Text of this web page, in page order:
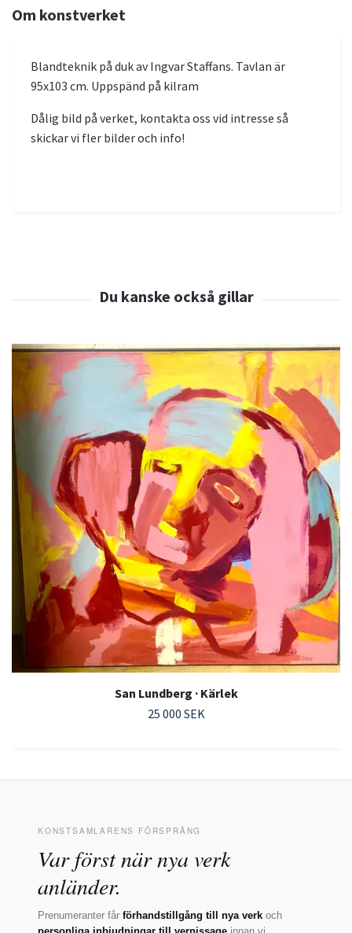
Om konstverket
Blandteknik på duk av Ingvar Staffans. Tavlan är
95x103 cm. Uppspänd på kilram
Dålig bild på verket, kontakta oss vid intresse så
skickar vi fler bilder och info!
San Lundberg · Kärlek
25 000 SEK
KONSTSAMLARENS FÖRSPRÅNG
Var först när nya verk
anländer.
Prenumeranter får förhandstillgång till nya verk och